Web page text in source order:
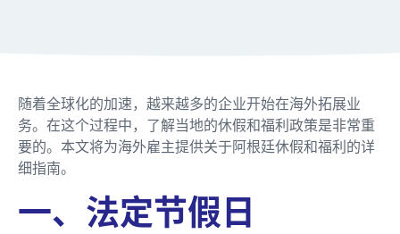
随着全球化的加速，越来越多的企业开始在海外拓展业
务。在这个过程中，了解当地的休假和福利政策是非常重
要的。本文将为海外雇主提供关于阿根廷休假和福利的详
细指南。
一、法定节假日